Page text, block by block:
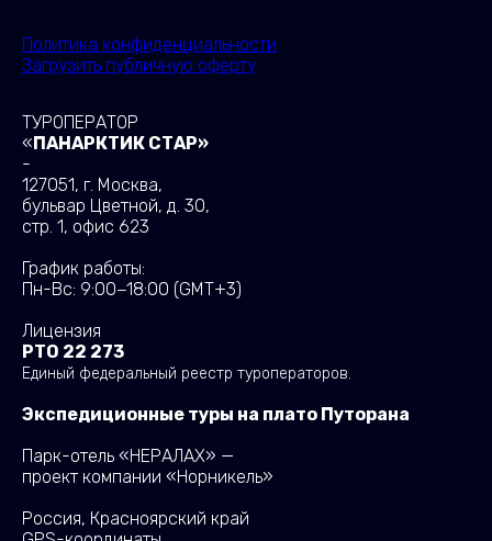
Политика конфиденциальности
Загрузить публичную оферту
ТУРОПЕРАТОР
«ПАНАРКТИК СТАР»
-
127051, г. Москва,
бульвар Цветной, д. 30,
стр. 1, офис 623
График работы:
Пн-Вс: 9:00−18:00 (GMT+3)
Лицензия
РТО 22 273
Единый федеральный реестр туроператоров.
Экспедиционные туры на плато Путорана
Парк-отель «НЕРАЛАХ» —
проект компании «Норникель»
Россия, Красноярский край